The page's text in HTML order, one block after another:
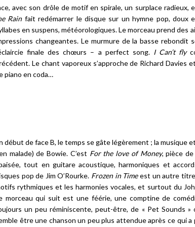
avec son drôle de motif en spirale, un surplace radieux,
Rainfait redémarrer le disque sur un hymne pop, doux
en suspens, météorologiques. Le morceau prend des
changeantes. Le murmure de la basse rebondit
finale des chœurs – a perfect song. I Can’t fly
Le chant vaporeux s’approche de Richard
piano en coda…
début de face B, le temps se gâte légèrement ; la musique
malade) de Bowie. C’est For the love of Money, pièce
tout en guitare acoustique, harmoniques et
pop de Jim O’Rourke. Frozen in Timeest un autre titre
rythmiques et les harmonies vocales, et surtout du
morceau qui suit est une féérie, une comptine de
un peu réminiscente, peut-être, de « Pet Sounds »
être une chanson un peu plus attendue après ce qui